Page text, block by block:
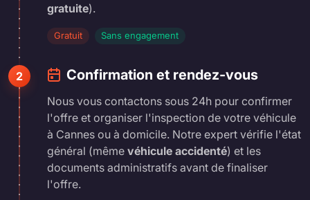
gratuite).
Gratuit Sans engagement
2 Confirmation et rendez-vous
Nous vous contactons sous 24h pour confirmer
l'offre et organiser l'inspection de votre véhicule
à Cannes ou à domicile. Notre expert vérifie l'état
général (même véhicule accidenté) et les
documents administratifs avant de finaliser
l'offre.